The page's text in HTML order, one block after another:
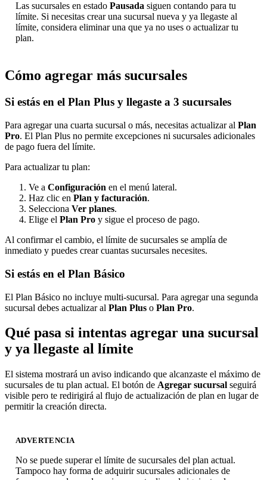
Las sucursales en estado Pausada siguen contando para tu
límite. Si necesitas crear una sucursal nueva y ya llegaste al
límite, considera eliminar una que ya no uses o actualizar tu
plan.
Cómo agregar más sucursales
Si estás en el Plan Plus y llegaste a 3 sucursales
Para agregar una cuarta sucursal o más, necesitas actualizar al Plan
Pro. El Plan Plus no permite excepciones ni sucursales adicionales
de pago fuera del límite.
Para actualizar tu plan:
Ve a Configuración en el menú lateral.
Haz clic en Plan y facturación.
Selecciona Ver planes.
Elige el Plan Pro y sigue el proceso de pago.
Al confirmar el cambio, el límite de sucursales se amplía de
inmediato y puedes crear cuantas sucursales necesites.
Si estás en el Plan Básico
El Plan Básico no incluye multi-sucursal. Para agregar una segunda
sucursal debes actualizar al Plan Plus o Plan Pro.
Qué pasa si intentas agregar una sucursal
y ya llegaste al límite
El sistema mostrará un aviso indicando que alcanzaste el máximo de
sucursales de tu plan actual. El botón de Agregar sucursal seguirá
visible pero te redirigirá al flujo de actualización de plan en lugar de
permitir la creación directa.
ADVERTENCIA
No se puede superar el límite de sucursales del plan actual.
Tampoco hay forma de adquirir sucursales adicionales de